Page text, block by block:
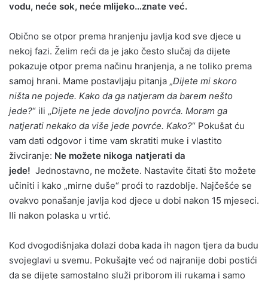
vodu, neće sok, neće mlijeko…znate već.
Obično se otpor prema hranjenju javlja kod sve djece u
nekoj fazi. Želim reći da je jako često slučaj da dijete
pokazuje otpor prema načinu hranjenja, a ne toliko prema
samoj hrani. Mame postavljaju pitanja „Dijete mi skoro
ništa ne pojede. Kako da ga natjeram da barem nešto
jede?“ ili „Dijete ne jede dovoljno povrća. Moram ga
natjerati nekako da više jede povrće. Kako?“ Pokušat ću
vam dati odgovor i time vam skratiti muke i vlastito
živciranje: Ne možete nikoga natjerati da
jede! Jednostavno, ne možete. Nastavite čitati što možete
učiniti i kako „mirne duše“ proći to razdoblje. Najčešće se
ovakvo ponašanje javlja kod djece u dobi nakon 15 mjeseci.
Ili nakon polaska u vrtić.
Kod dvogodišnjaka dolazi doba kada ih nagon tjera da budu
svojeglavi u svemu. Pokušajte već od najranije dobi postići
da se dijete samostalno služi priborom ili rukama i samo